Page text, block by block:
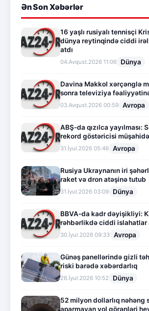
Ən Son Xəbərlər
16 yaşlı rusiyalı tennisçi
dünya reytinqində ciddi
atdı
04.Avqust.2026 11:06 Dünya
Davina Makkol xərçənglə
sonra televiziya
03.Avqust.2026 00:59 Avropa
ABŞ-da qızılca yayılması:
rekord göstəricisi
31.İyul.2026 05:46 Avropa
Rusiya Ukraynanın iri
raket və dron atəşinə tutub
31.İyul.2026 03:09 Dünya
BBVA-da kadr dəyişikliyi:
rəhbərlikdə ciddi islahatlar
30.İyul.2026 09:33 Avropa
Günəş panellərində gizli
riski barədə xəbərdarlıq
26.İyul.2026 10:52 Dünya
52 milyon dollarlıq nəhəng
aparmayan yol görənləri